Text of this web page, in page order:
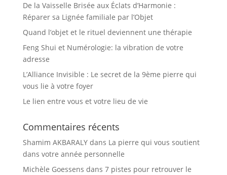
De la Vaisselle Brisée aux Éclats d’Harmonie :
Réparer sa Lignée familiale par l’Objet
Quand l’objet et le rituel deviennent une thérapie
Feng Shui et Numérologie: la vibration de votre
adresse
L’Alliance Invisible : Le secret de la 9ème pierre qui
vous lie à votre foyer
Le lien entre vous et votre lieu de vie
Commentaires récents
Shamim AKBARALYdans La pierre qui vous soutient
dans votre année personnelle
Michèle Goessens dans 7 pistes pour retrouver le